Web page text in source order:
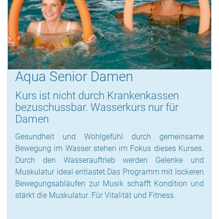
Aqua Senior Damen
Kurs ist nicht durch Krankenkassen
bezuschussbar. Wasserkurs nur für
Damen
Gesundheit und Wohlgefühl durch gemeinsame
Bewegung im Wasser stehen im Fokus dieses Kurses.
Durch den Wasserauftrieb werden Gelenke und
Muskulatur ideal entlastet.Das Programm mit lockeren
Bewegungsabläufen zur Musik schafft Kondition und
stärkt die Muskulatur. Für Vitalität und Fitness.